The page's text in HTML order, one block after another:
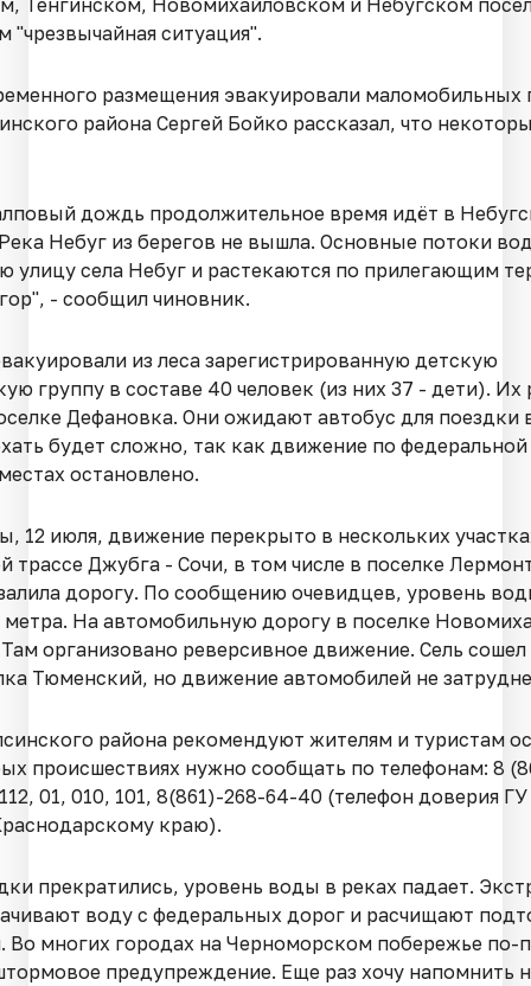
Тенгинском, Новомихайловском и Небугском
"чрезвычайная ситуация".
размещения эвакуировали маломобильных
района Сергей Бойко рассказал, что
дождь продолжительное время идёт в
Небуг из берегов не вышла. Основные потоки
улицу села Небуг и растекаются по прилегающим
- сообщил чиновник.
из леса зарегистрированную детскую
группу в составе 40 человек (из них 37 - дети). Их
Дефановка. Они ожидают автобус для поездки
будет сложно, так как движение по федеральной
остановлено.
12 июля, движение перекрыто в нескольких
трассе Джубга - Сочи, в том числе в поселке
дорогу. По сообщению очевидцев, уровень
метра. На автомобильную дорогу в поселке
организовано реверсивное движение. Сель сошел
Тюменский, но движение автомобилей не
района рекомендуют жителям и туристам
происшествиях нужно сообщать по телефонам: 8
01, 010, 101, 8(861)-268-64-40 (телефон доверия
краю).
прекратились, уровень воды в реках падает.
воду с федеральных дорог и расчищают
Во многих городах на Черноморском побережье по-
предупреждение. Еще раз хочу напомнить